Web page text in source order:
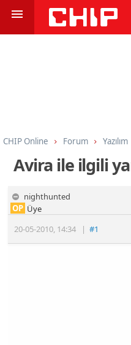
CHIP Online Forum Yazılım
Avira ile ilgili
nighthunted
20-05-2010, 14:34 |#1
OP Üye